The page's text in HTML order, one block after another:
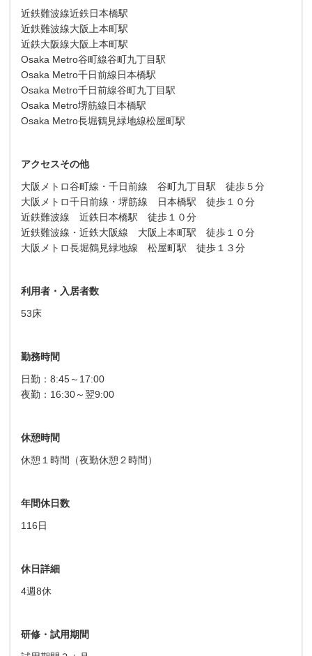
近鉄難波線近鉄日本橋駅
近鉄難波線大阪上本町駅
近鉄大阪線大阪上本町駅
Osaka Metro谷町線谷町九丁目駅
Osaka Metro千日前線日本橋駅
Osaka Metro千日前線谷町九丁目駅
Osaka Metro堺筋線日本橋駅
Osaka Metro長堀鶴見緑地線松屋町駅
アクセスその他
大阪メトロ谷町線・千日前線 谷町九丁目駅 徒歩５分
大阪メトロ千日前線・堺筋線 日本橋駅 徒歩１０分
近鉄難波線 近鉄日本橋駅 徒歩１０分
近鉄難波線・近鉄大阪線 大阪上本町駅 徒歩１０分
大阪メトロ長堀鶴見緑地線 松屋町駅 徒歩１３分
利用者・入居者数
53床
勤務時間
日勤：8:45～17:00
夜勤：16:30～翌9:00
休憩時間
休憩１時間（夜勤休憩２時間）
年間休日数
116日
休日詳細
4週8休
研修・試用期間